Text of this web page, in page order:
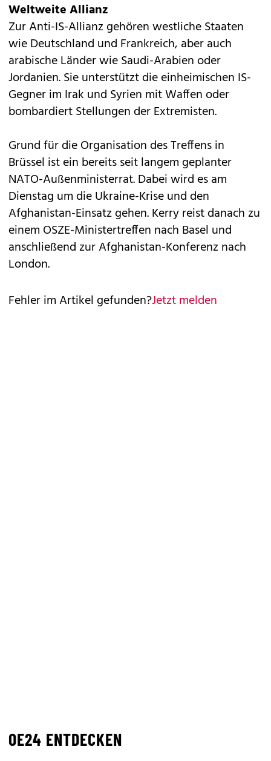
Weltweite Allianz
Zur Anti-IS-Allianz gehören westliche Staaten
wie Deutschland und Frankreich, aber auch
arabische Länder wie Saudi-Arabien oder
Jordanien. Sie unterstützt die einheimischen IS-
Gegner im Irak und Syrien mit Waffen oder
bombardiert Stellungen der Extremisten.
Grund für die Organisation des Treffens in
Brüssel ist ein bereits seit langem geplanter
NATO-Außenministerrat. Dabei wird es am
Dienstag um die Ukraine-Krise und den
Afghanistan-Einsatz gehen. Kerry reist danach zu
einem OSZE-Ministertreffen nach Basel und
anschließend zur Afghanistan-Konferenz nach
London.
Fehler im Artikel gefunden?Jetzt melden
OE24 ENTDECKEN